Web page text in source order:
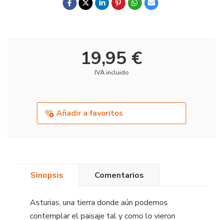
19,95 €
IVA incluido
Añadir a favoritos
Sinopsis Comentarios
Asturias, una tierra donde aún podemos
contemplar el paisaje tal y como lo vieron